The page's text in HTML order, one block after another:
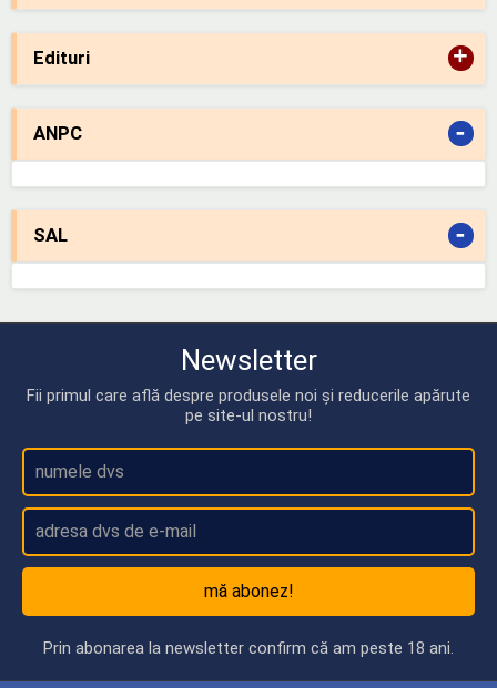
Edituri +
ANPC -
SAL -
Newsletter
Fii primul care află despre produsele noi și reducerile apărute
pe site-ul nostru!
mă abonez!
Prin abonarea la newsletter confirm că am peste 18 ani.